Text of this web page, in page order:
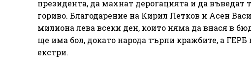
президента, да махнат дерогацията и да въведат
гориво. Благодарение на Кирил Петков и Асен
милиона лева всеки ден, които няма да внася в
ще има бол, докато народа търпи кражбите, а
екстри.